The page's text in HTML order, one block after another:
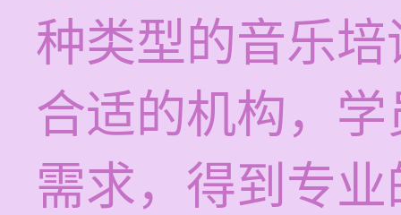
种类型的音乐
合适的机构，
需求，得到专